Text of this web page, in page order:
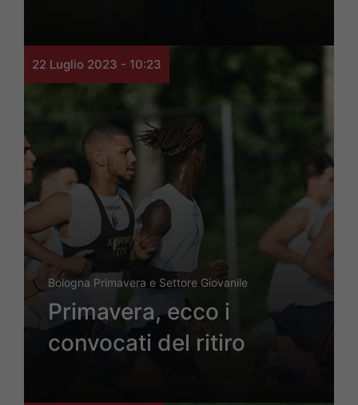
22 Luglio 2023 - 10:23
Bologna Primavera e Settore Giovanile
Primavera, ecco i
convocati del ritiro